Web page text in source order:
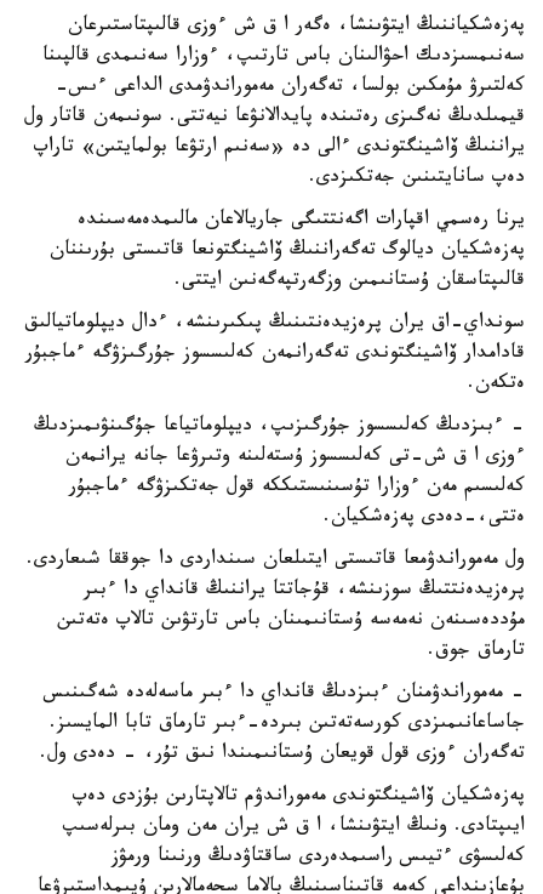
پەزەشكياننىڭ ايتۋىنشا، ەگەر ا ق ش ءوزى قالىپتاستىرعان
سەنىمسىزدىك احۋالىنان باس تارتىپ، ءوزارا سەنىمدى قالپىنا
كەلتىرۋ مۇمكىن بولسا، تەگەران مەموراندۋمدى الداعى ءىس-
قيمىلدىڭ نەگىزى رەتىندە پايدالانۋعا نيەتتى. سونىمەن قاتار ول
يراننىڭ ۆاشينگتوندى ءالى دە «سەنىم ارتۋعا بولمايتىن» تاراپ
دەپ سانايتىنىن جەتكىزدى.
يرنا رەسمي اقپارات اگەنتتىگى جاريالاعان مالىمدەمەسىندە
پەزەشكيان ديالوگ تەگەراننىڭ ۆاشينگتونعا قاتىستى بۇرىننان
قالىپتاسقان ۇستانىمىن وزگەرتپەگەنىن ايتتى.
سونداي-اق يران پرەزيدەنتىنىڭ پىكىرىنشە، ءدال ديپلوماتيالىق
قادامدار ۆاشينگتوندى تەگەرانمەن كەلىسسوز جۇرگىزۋگە ءماجبۇر
ەتكەن.
- ءبىزدىڭ كەلىسسوز جۇرگىزىپ، ديپلوماتياعا جۇگىنۋىمىزدىڭ
ءوزى ا ق ش-تى كەلىسسوز ۇستەلىنە وتىرۋعا جانە يرانمەن
كەلىسىم مەن ءوزارا تۇسىنىستىككە قول جەتكىزۋگە ءماجبۇر
ەتتى،-دەدى پەزەشكيان.
ول مەموراندۋمعا قاتىستى ايتىلعان سىنداردى دا جوققا شىعاردى.
پرەزيدەنتتىڭ سوزىنشە، قۇجاتتا يراننىڭ قانداي دا ءبىر
مۇددەسىنەن نەمەسە ۇستانىمىنان باس تارتۋىن تالاپ ەتەتىن
تارماق جوق.
- مەموراندۋمنان ءبىزدىڭ قانداي دا ءبىر ماسەلەدە شەگىنىس
جاساعانىمىزدى كورسەتەتىن بىردە-ءبىر تارماق تابا المايسىز.
تەگەران ءوزى قول قويعان ۇستانىمىندا نىق تۇر، - دەدى ول.
پەزەشكيان ۆاشينگتوندى مەموراندۋم تالاپتارىن بۇزدى دەپ
ايىپتادى. ونىڭ ايتۋىنشا، ا ق ش يران مەن ومان بىرلەسىپ
كەلىسۋى ءتيىس راسىمدەردى ساقتاۋدىڭ ورنىنا ورمۋز
بۇعازىنداعى كەمە قاتىناسىنىڭ بالاما سحەمالارىن ۇيىمداستىرۋعا